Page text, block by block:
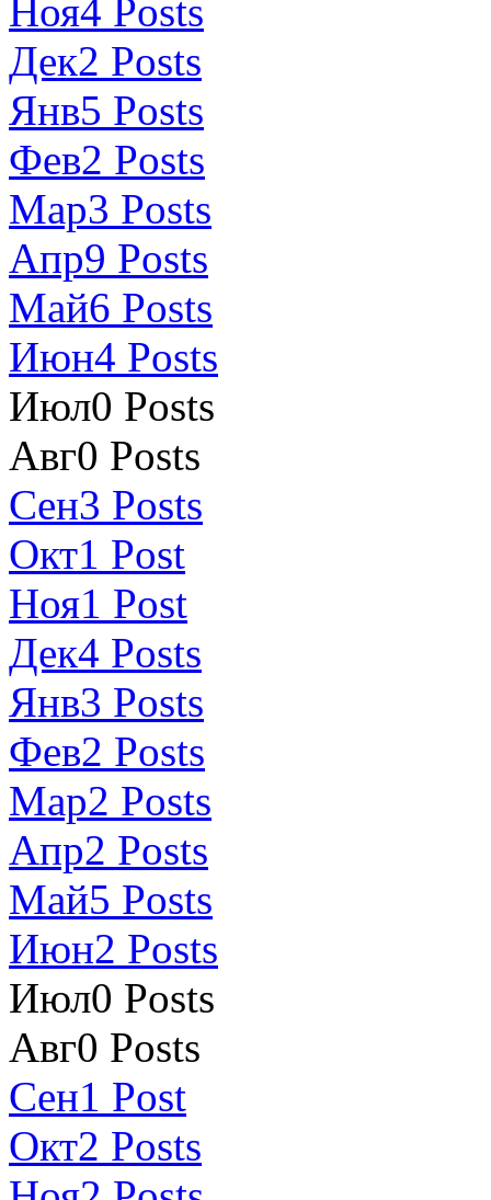
Ноя4 Posts
Дек2 Posts
Янв5 Posts
Фев2 Posts
Мар3 Posts
Апр9 Posts
Май6 Posts
Июн4 Posts
Июл0 Posts
Авг0 Posts
Сен3 Posts
Окт1 Post
Ноя1 Post
Дек4 Posts
Янв3 Posts
Фев2 Posts
Мар2 Posts
Апр2 Posts
Май5 Posts
Июн2 Posts
Июл0 Posts
Авг0 Posts
Сен1 Post
Окт2 Posts